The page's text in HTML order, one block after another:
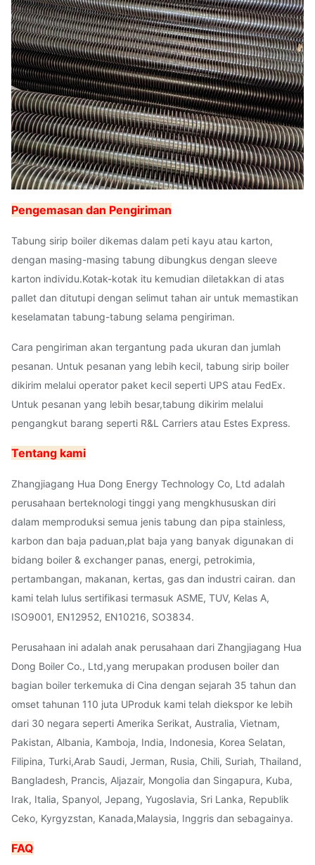
Pengemasan dan Pengiriman
Tabung sirip boiler dikemas dalam peti kayu atau karton,
dengan masing-masing tabung dibungkus dengan sleeve
karton individu.Kotak-kotak itu kemudian diletakkan di atas
pallet dan ditutupi dengan selimut tahan air untuk memastikan
keselamatan tabung-tabung selama pengiriman.
Cara pengiriman akan tergantung pada ukuran dan jumlah
pesanan. Untuk pesanan yang lebih kecil, tabung sirip boiler
dikirim melalui operator paket kecil seperti UPS atau FedEx.
Untuk pesanan yang lebih besar,tabung dikirim melalui
pengangkut barang seperti R&L Carriers atau Estes Express.
Tentang kami
Zhangjiagang Hua Dong Energy Technology Co, Ltd adalah
perusahaan berteknologi tinggi yang mengkhususkan diri
dalam memproduksi semua jenis tabung dan pipa stainless,
karbon dan baja paduan,plat baja yang banyak digunakan di
bidang boiler & exchanger panas, energi, petrokimia,
pertambangan, makanan, kertas, gas dan industri cairan. dan
kami telah lulus sertifikasi termasuk ASME, TUV, Kelas A,
ISO9001, EN12952, EN10216, SO3834.
Perusahaan ini adalah anak perusahaan dari Zhangjiagang Hua
Dong Boiler Co., Ltd,yang merupakan produsen boiler dan
bagian boiler terkemuka di Cina dengan sejarah 35 tahun dan
omset tahunan 110 juta UProduk kami telah diekspor ke lebih
dari 30 negara seperti Amerika Serikat, Australia, Vietnam,
Pakistan, Albania, Kamboja, India, Indonesia, Korea Selatan,
Filipina, Turki,Arab Saudi, Jerman, Rusia, Chili, Suriah, Thailand,
Bangladesh, Prancis, Aljazair, Mongolia dan Singapura, Kuba,
Irak, Italia, Spanyol, Jepang, Yugoslavia, Sri Lanka, Republik
Ceko, Kyrgyzstan, Kanada,Malaysia, Inggris dan sebagainya.
FAQ